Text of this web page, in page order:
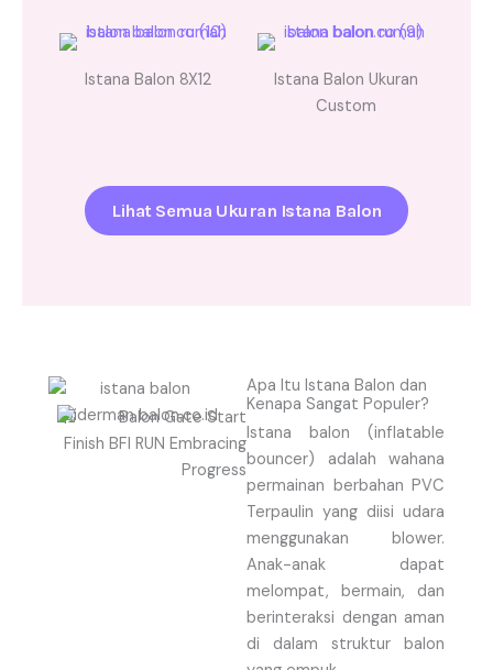
Istana Balon 8X12
Istana Balon Ukuran
Custom
Lihat Semua Ukuran Istana Balon
Apa Itu Istana Balon dan
Kenapa Sangat Populer?
Istana balon (inflatable
bouncer) adalah wahana
permainan berbahan PVC
Terpaulin yang diisi udara
menggunakan blower.
Anak-anak dapat
melompat, bermain, dan
berinteraksi dengan aman
di dalam struktur balon